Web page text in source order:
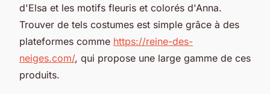
d'Elsa et les motifs fleuris et colorés d'Anna.
Trouver de tels costumes est simple grâce à des
plateformes comme https://reine-des-
neiges.com/, qui propose une large gamme de ces
produits.